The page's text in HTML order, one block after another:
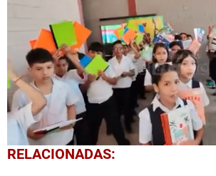
0
seconds
RELACIONADAS: